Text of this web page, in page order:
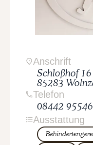
Anschrift
Schloßhof 16
85283
Telefon
08442
Ausstattung